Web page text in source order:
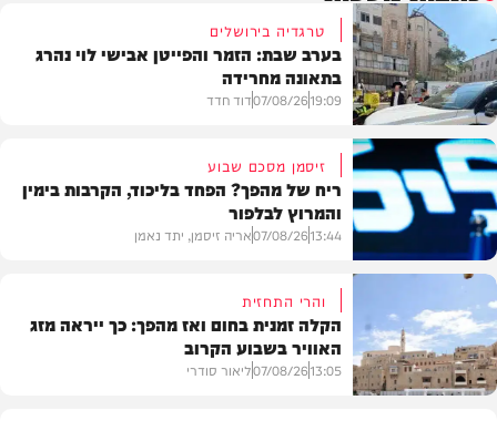
בארץ
טרגדיה בירושלים
בערב שבת: הזמר והפייטן אבישי לוי נהרג
בתאונה מחרידה
19:09
07/08/26דוד חדד
פוליטי
זיסמן מסכם שבוע
ריח של מהפך? הפחד בליכוד, הקרבות בימין
והמרוץ לבלפור
13:44
07/08/26אריה זיסמן, יתד נאמן
והרי התחזית
הקלה זמנית בחום ואז מהפך: כך ייראה מזג
האוויר בשבוע הקרוב
13:05
07/08/26ליאור סודרי